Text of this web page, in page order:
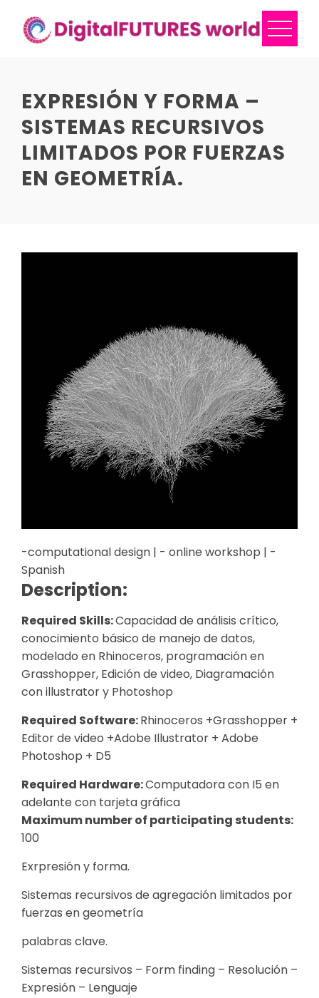
content
EXPRESIÓN Y FORMA –
SISTEMAS RECURSIVOS
LIMITADOS POR FUERZAS
EN GEOMETRÍA.
-computational design | - online workshop | -
Spanish
Description:
Required Skills:Capacidad de análisis crítico,
conocimiento básico de manejo de datos,
modelado en Rhinoceros, programación en
Grasshopper, Edición de video, Diagramación
con illustrator y Photoshop
Required Software:Rhinoceros +Grasshopper +
Editor de video +Adobe Illustrator + Adobe
Photoshop + D5
Required Hardware:Computadora con I5 en
adelante con tarjeta gráfica
Maximum number of participating students:
100
Exrpresión y forma.
Sistemas recursivos de agregación limitados por
fuerzas en geometría
palabras clave.
Sistemas recursivos – Form finding – Resolución –
Expresión – Lenguaje